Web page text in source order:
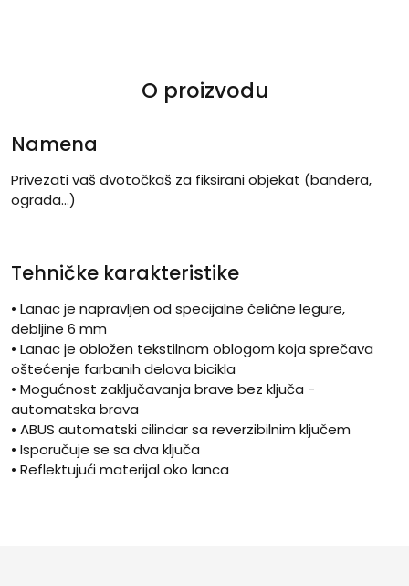
O proizvodu
Namena
Privezati vaš dvotočkaš za fiksirani objekat (bandera,
ograda…)
Tehničke karakteristike
• Lanac je napravljen od specijalne čelične legure,
debljine 6 mm
• Lanac je obložen tekstilnom oblogom koja sprečava
oštećenje farbanih delova bicikla
• Mogućnost zaključavanja brave bez ključa -
automatska brava
• ABUS automatski cilindar sa reverzibilnim ključem
• Isporučuje se sa dva ključa
• Reflektujući materijal oko lanca